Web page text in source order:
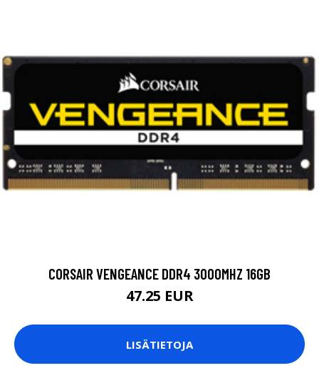
CORSAIR VENGEANCE DDR4 3000MHZ 16GB
47.25 EUR
LISÄTIETOJA